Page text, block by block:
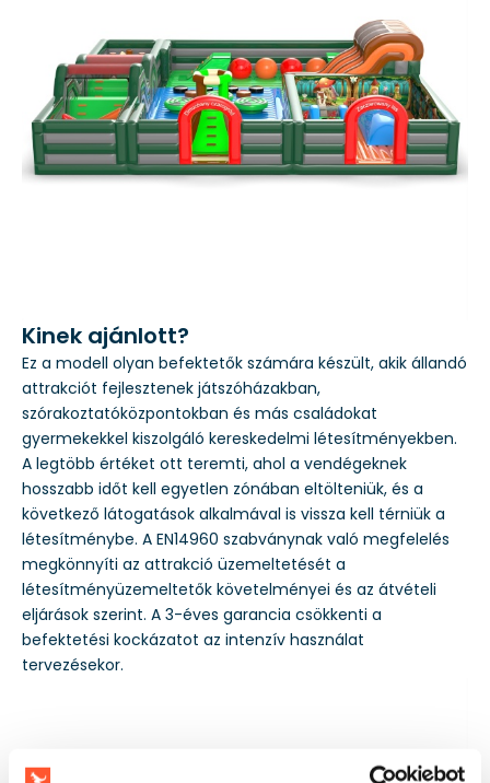
Kinek ajánlott?
Ez a modell olyan befektetők számára készült, akik állandó
attrakciót fejlesztenek játszóházakban,
szórakoztatóközpontokban és más családokat
gyermekekkel kiszolgáló kereskedelmi létesítményekben.
A legtöbb értéket ott teremti, ahol a vendégeknek
hosszabb időt kell egyetlen zónában eltölteniük, és a
következő látogatások alkalmával is vissza kell térniük a
létesítménybe. A EN14960 szabványnak való megfelelés
megkönnyíti az attrakció üzemeltetését a
létesítményüzemeltetők követelményei és az átvételi
eljárások szerint. A 3-éves garancia csökkenti a
befektetési kockázatot az intenzív használat
tervezésekor.